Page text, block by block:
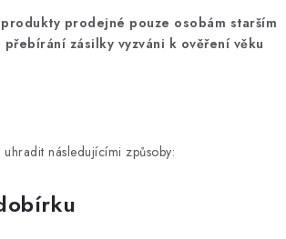
prodejné pouze osobám starším
zásilky vyzváni k ověření věku
následujícími způsoby: